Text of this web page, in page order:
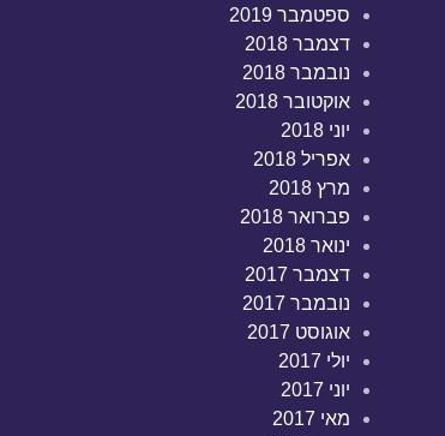
ספטמבר 2019
דצמבר 2018
נובמבר 2018
אוקטובר 2018
יוני 2018
אפריל 2018
מרץ 2018
פברואר 2018
ינואר 2018
דצמבר 2017
נובמבר 2017
אוגוסט 2017
יולי 2017
יוני 2017
מאי 2017